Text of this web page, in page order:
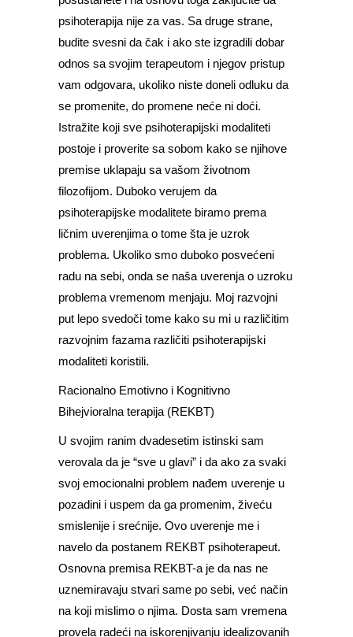
psihoterapija nije za vas. Sa druge strane,
budite svesni da čak i ako ste izgradili dobar
odnos sa svojim terapeutom i njegov pristup
vam odgovara, ukoliko niste doneli odluku da
se promenite, do promene neće ni doći.
Istražite koji sve psihoterapijski modaliteti
postoje i proverite sa sobom kako se njihove
premise uklapaju sa vašom životnom
filozofijom. Duboko verujem da
psihoterapijske modalitete biramo prema
ličnim uverenjima o tome šta je uzrok
problema. Ukoliko smo duboko posvećeni
radu na sebi, onda se naša uverenja o uzroku
problema vremenom menjaju. Moj razvojni
put lepo svedoči tome kako su mi u različitim
razvojnim fazama različiti psihoterapijski
modaliteti koristili.
Racionalno Emotivno i Kognitivno
Bihejvioralna terapija (REKBT)
U svojim ranim dvadesetim istinski sam
verovala da je “sve u glavi” i da ako za svaki
svoj emocionalni problem nađem uverenje u
pozadini i uspem da ga promenim, živeću
smislenije i srećnije. Ovo uverenje me i
navelo da postanem REKBT psihoterapeut.
Osnovna premisa REKBT-a je da nas ne
uznemiravaju stvari same po sebi, već način
na koji mislimo o njima. Dosta sam vremena
provela radeći na iskorenjivanju idealizovanih